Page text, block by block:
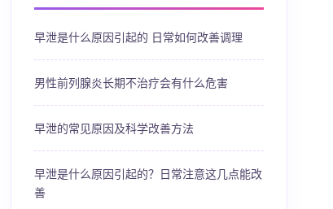
早泄是什么原因引起的 日常如何改善调理
男性前列腺炎长期不治疗会有什么危害
早泄的常见原因及科学改善方法
早泄是什么原因引起的？日常注意这几点能改
善